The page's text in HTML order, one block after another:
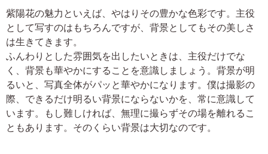
紫陽花の魅力といえば、やはりその豊かな色彩です。主役
として写すのはもちろんですが、背景としてもその美しさ
は生きてきます。
ふんわりとした雰囲気を出したいときは、主役だけでな
く、背景も華やかにすることを意識しましょう。背景が明
るいと、写真全体がパッと華やかになります。僕は撮影の
際、できるだけ明るい背景にならないかを、常に意識して
います。もし難しければ、無理に撮らずその場を離れるこ
ともあります。そのくらい背景は大切なのです。